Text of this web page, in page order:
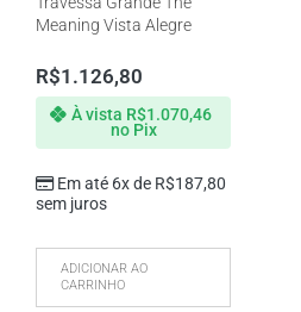
Meaning Vista Alegre
R$1.126,80
Em até 6x de R$187,80
sem juros
À vista R$1.070,46
no Pix
ADICIONAR AO
CARRINHO